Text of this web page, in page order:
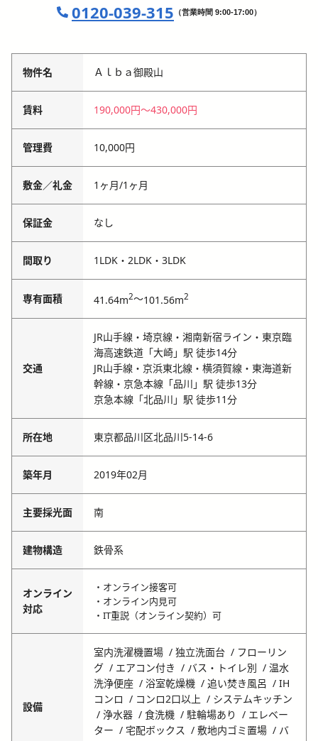
0120-039-315 （営業時間 9:00-17:00）
物件名 Ａｌｂａ御殿山
賃料 190,000円〜430,000円
管理費 10,000円
敷金／礼金 1ヶ月/1ヶ月
保証金 なし
間取り 1LDK・2LDK・3LDK
専有面積 41.64m2～101.56m2
交通
JR山手線・埼京線・湘南新宿ライン・東京臨
海高速鉄道「大崎」駅 徒歩14分
JR山手線・京浜東北線・横須賀線・東海道新
幹線・京急本線「品川」駅 徒歩13分
京急本線「北品川」駅 徒歩11分
所在地 東京都品川区北品川5-14-6
築年月 2019年02月
主要採光面 南
建物構造 鉄骨系
オンライン
対応
・オンライン接客可
・オンライン内見可
・IT重説（オンライン契約）可
設備
室内洗濯機置場 独立洗面台
フローリン
グ
エアコン付き バス・トイレ別
温水
洗浄便座
浴室乾燥機 追い焚き風呂
IH
コンロ
コンロ2口以上
システムキッチン
浄水器
食洗機 駐輪場あり
エレベー
ター
宅配ボックス 敷地内ゴミ置場
バ